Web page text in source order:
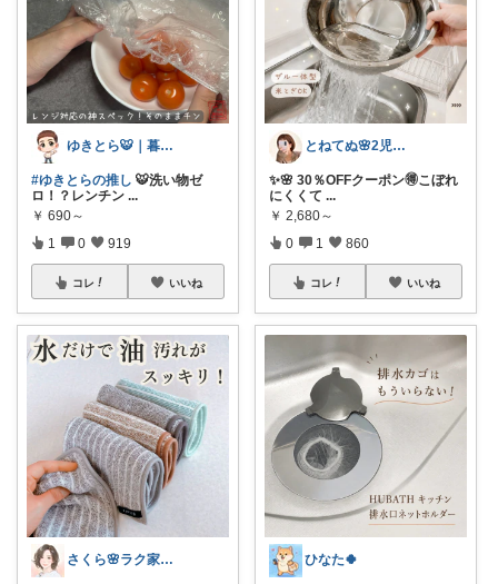
ゆきとら🐯｜暮らしをラクにしたいパパ
#ゆきとらの推し 🐯洗い物ゼ
ロ！？レンチン ...
￥ 690～
1 0 919
コレ いいね
さくら🌸ラク家事&便利な生活雑貨🏠️
とねてぬ🌸2児ママ✿毎日をラク&快適に
✨🌸 30％OFFクーポン🉐こぼれ
にくくて ...
￥ 2,680～
0 1 860
コレ いいね
ひなた🍀